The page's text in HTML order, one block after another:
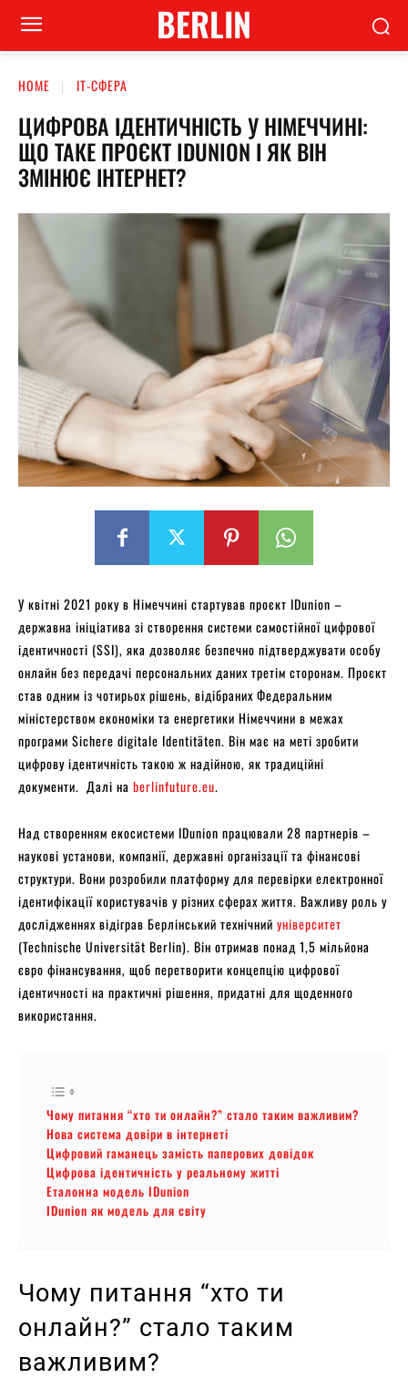
BERLIN
HOME ІТ-СФЕРА
ЦИФРОВА ІДЕНТИЧНІСТЬ У НІМЕЧЧИНІ:
ЩО ТАКЕ ПРОЄКТ IDUNION І ЯК ВІН
ЗМІНЮЄ ІНТЕРНЕТ?
У квітні 2021 року в Німеччині стартував проєкт IDunion –
державна ініціатива зі створення системи самостійної цифрової
ідентичності (SSI), яка дозволяє безпечно підтверджувати особу
онлайн без передачі персональних даних третім сторонам. Проєкт
став одним із чотирьох рішень, відібраних Федеральним
міністерством економіки та енергетики Німеччини в межах
програми Sichere digitale Identitäten. Він має на меті зробити
цифрову ідентичність такою ж надійною, як традиційні
документи. Далі на berlinfuture.eu.
Над створенням екосистеми IDunion працювали 28 партнерів –
наукові установи, компанії, державні організації та фінансові
структури. Вони розробили платформу для перевірки електронної
ідентифікації користувачів у різних сферах життя. Важливу роль у
дослідженнях відіграв Берлінський технічний університет
(Technische Universität Berlin). Він отримав понад 1,5 мільйона
євро фінансування, щоб перетворити концепцію цифрової
ідентичності на практичні рішення, придатні для щоденного
використання.
Чому питання “хто ти онлайн?” стало таким важливим?
Нова система довіри в інтернеті
Цифровий гаманець замість паперових довідок
Цифрова ідентичність у реальному житті
Еталонна модель IDunion
IDunion як модель для світу
Чому питання “хто ти
онлайн?” стало таким
важливим?